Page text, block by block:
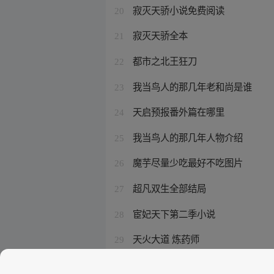
20 寂灭天骄小说免费阅读
21 寂灭天骄全本
22 都市之北王狂刀
23 我当鸟人的那几年老和尚是谁
24 天启预报番外篇在哪里
25 我当鸟人的那几年人物介绍
26 魔芋尽量少吃最好不吃图片
27 超凡双生全部结局
28 宦妃天下第二季小说
29 天火大道 炼药师